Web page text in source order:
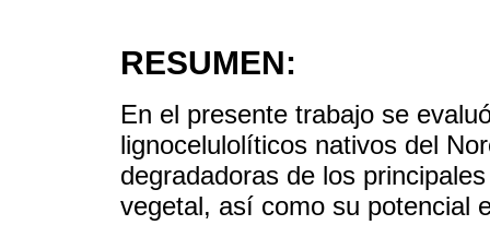
RESUMEN:
En el presente trabajo se
lignocelulolíticos nativos del
degradadoras de los
vegetal, así como su potencial